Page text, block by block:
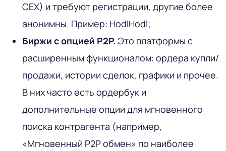
CEX) и требуют регистрации, другие более
анонимны. Пример: HodlHodl;
Биржи с опцией P2P. Это платформы с
расширенным функционалом: ордера купли/
продажи, истории сделок, графики и прочее.
В них часто есть ордербук и
дополнительные опции для мгновенного
поиска контрагента (например,
«Мгновенный P2P обмен» по наиболее